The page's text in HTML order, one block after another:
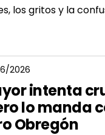
los gritos y la
2026
intenta
lo manda
Obregón